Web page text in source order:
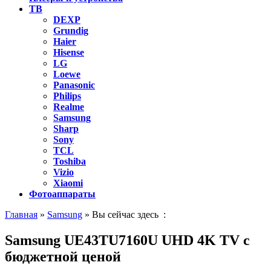
ТВ
DEXP
Grundig
Haier
Hisense
LG
Loewe
Panasonic
Philips
Realme
Samsung
Sharp
Sony
TCL
Toshiba
Vizio
Xiaomi
Фотоаппараты
Главная » Samsung » Вы сейчас здесь :
Samsung UE43TU7160U UHD 4K TV с
бюджетной ценой